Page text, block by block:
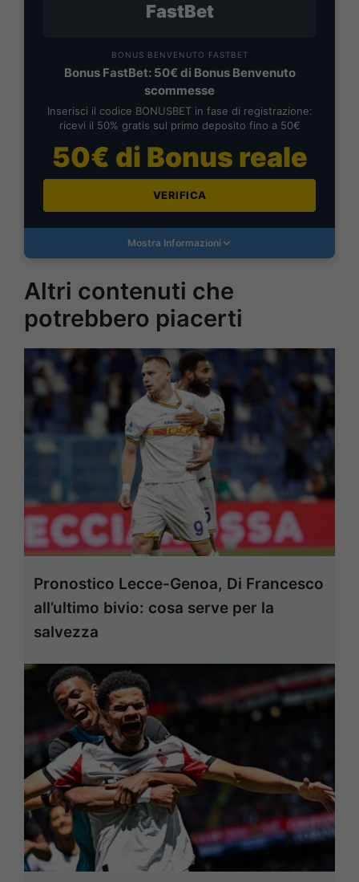
FastBet
BONUS BENVENUTO FASTBET
Bonus FastBet: 50€ di Bonus Benvenuto
scommesse
Inserisci il codice BONUSBET in fase di registrazione:
ricevi il 50% gratis sul primo deposito fino a 50€
50€ di Bonus reale
VERIFICA
Mostra Informazioni
Altri contenuti che
potrebbero piacerti
Pronostico Lecce-Genoa, Di Francesco
all’ultimo bivio: cosa serve per la
salvezza